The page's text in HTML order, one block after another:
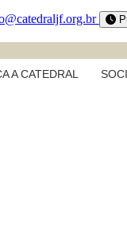
A CATEDRAL